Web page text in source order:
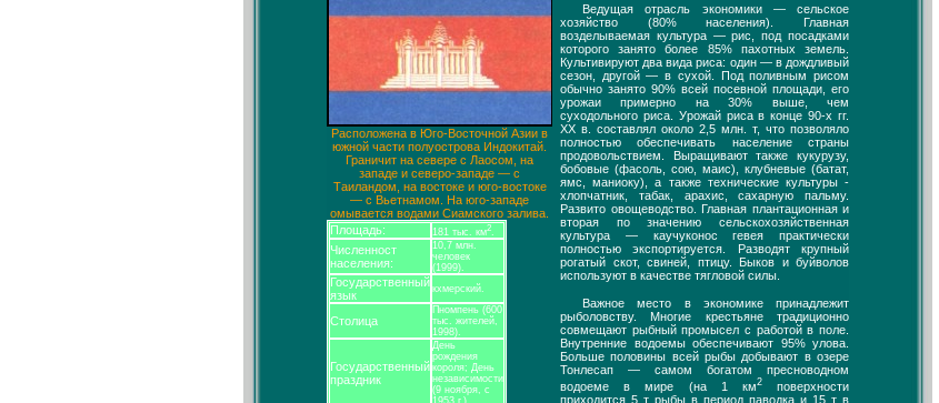
Расположена в Юго-Восточной Азии в
южной части полуострова Индокитай.
Граничит на севере с Лаосом, на
западе и северо-западе — с
Таиландом, на востоке и юго-востоке
— с Вьетнамом. На юго-западе
омывается водами Сиамского залива.
Площадь:
181 тыс. км2.
Численност
населения:
10,7 млн.
человек
(1999).
Государственный
язык
кхмерский.
Столица
Пномпень (600
тыс. жителей,
1998).
Государственный
праздник
День
рождения
короля; День
независимости
(9 ноября, с
1953 г.).
Ведущая отрасль экономики — сельское
хозяйство (80% населения). Главная
возделываемая культура — рис, под посадками
которого занято более 85% пахотных земель.
Культивируют два вида риса: один — в дождливый
сезон, другой — в сухой. Под поливным рисом
обычно занято 90% всей посевной площади, его
урожаи примерно на 30% выше, чем
суходольного риса. Урожай риса в конце 90-х гг.
XX в. составлял около 2,5 млн. т, что позволяло
полностью обеспечивать население страны
продовольствием. Выращивают также кукурузу,
бобовые (фасоль, сою, маис), клубневые (батат,
ямс, маниоку), а также технические культуры -
хлопчатник, табак, арахис, сахарную пальму.
Развито овощеводство. Главная плантационная и
вторая по значению сельскохозяйственная
культура — каучуконос гевея практически
полностью экспортируется. Разводят крупный
рогатый скот, свиней, птицу. Быков и буйволов
используют в качестве тягловой силы.
Важное место в экономике принадлежит
рыболовству. Многие крестьяне традиционно
совмещают рыбный промысел с работой в поле.
Внутренние водоемы обеспечивают 95% улова.
Больше половины всей рыбы добывают в озере
Тонлесап — самом богатом пресноводном
водоеме в мире (на 1 км2поверхности
приходится 5 т рыбы в период паводка и 15 т в